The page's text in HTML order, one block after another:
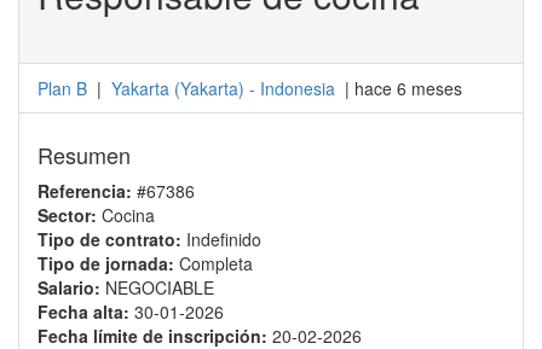
Plan B | Yakarta (Yakarta) - Indonesia | hace 6 meses
Resumen
Referencia: #67386
Sector: Cocina
Tipo de contrato: Indefinido
Tipo de jornada: Completa
Salario: NEGOCIABLE
Fecha alta: 30-01-2026
Fecha límite de inscripción: 20-02-2026